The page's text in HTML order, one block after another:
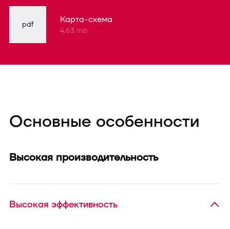
pdf Карта-схема
4.63 mb
Основные особенности
Высокая производительность
Высокая эффективность